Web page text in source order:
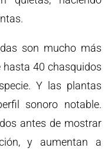
son mucho más
40 chasquidos
Y las plantas
sonoro notable.
antes de mostrar
y aumentan a